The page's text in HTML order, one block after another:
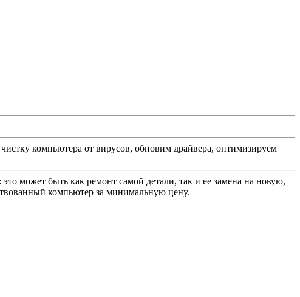
компьютера от вирусов, обновим драйвера, оптимизируем
может быть как ремонт самой детали, так и ее замена на новую,
компьютер за минимальную цену.